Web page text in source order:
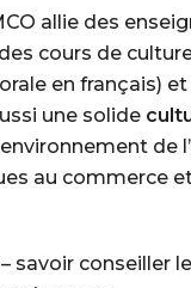
allie des
cours de
en français) et
une solide
de
au commerce
– savoir conseiller